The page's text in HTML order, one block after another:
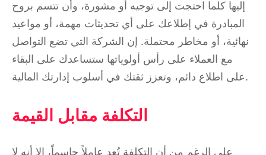
إليها كلما احتجت إلى توجيه أو مشورة، وأن تتسم بروح
المبادرة في إطلاعك على أي تحديثات مهمة، أو مواعيد
نهائية، أو مخاطر محتملة. إن الشركة التي تضع التواصل
مع العملاء على رأس أولوياتها ستساعدك على البقاء
على اطلاع دائم، وتعزز ثقتك في أسلوب إدارتك المالية.
التكلفة مقابل القيمة
على الرغم من أن التكلفة تُعد عاملاً حاسماً، إلا أنه لا